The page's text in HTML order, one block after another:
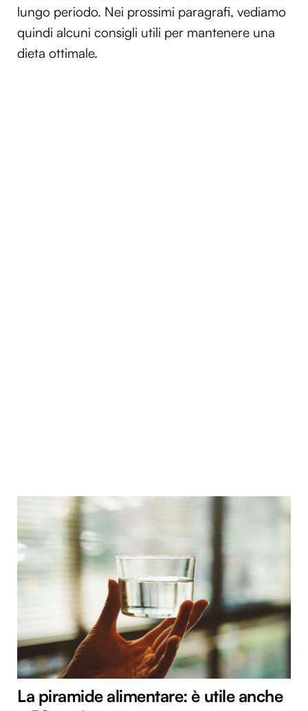
lungo periodo. Nei prossimi paragrafi, vediamo
quindi alcuni consigli utili per mantenere una
dieta ottimale.
La piramide alimentare: è utile anche